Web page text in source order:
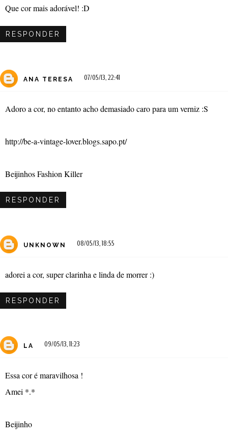
Que cor mais adorável! :D
RESPONDER
ANA TERESA 07/05/13, 22:41
Adoro a cor, no entanto acho demasiado caro para um verniz :S
http://be-a-vintage-lover.blogs.sapo.pt/
Beijinhos Fashion Killer
RESPONDER
UNKNOWN 08/05/13, 18:55
adorei a cor, super clarinha e linda de morrer :)
RESPONDER
LA 09/05/13, 11:23
Essa cor é maravilhosa !
Amei *.*
Beijinho